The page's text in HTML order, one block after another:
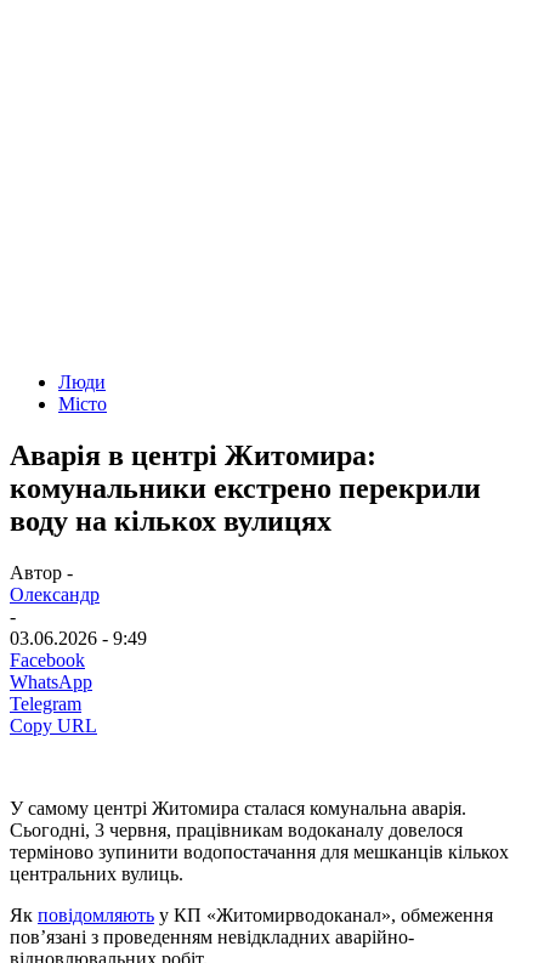
Люди
Місто
Аварія в центрі Житомира:
комунальники екстрено перекрили
воду на кількох вулицях
Автор -
Олександр
-
03.06.2026 - 9:49
Facebook
WhatsApp
Telegram
Copy URL
У самому центрі Житомира сталася комунальна аварія.
Сьогодні, 3 червня, працівникам водоканалу довелося
терміново зупинити водопостачання для мешканців кількох
центральних вулиць.
Як повідомляють у КП «Житомирводоканал», обмеження
пов’язані з проведенням невідкладних аварійно-
відновлювальних робіт.